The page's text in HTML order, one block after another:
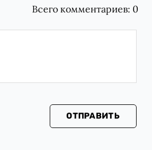
Всего комментариев: 0
ОТПРАВИТЬ